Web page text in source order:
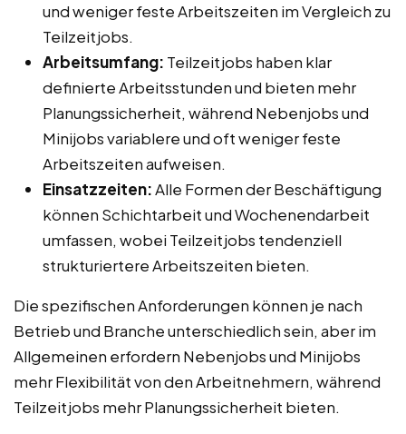
und weniger feste Arbeitszeiten im Vergleich zu
Teilzeitjobs.
Arbeitsumfang: Teilzeitjobs haben klar
definierte Arbeitsstunden und bieten mehr
Planungssicherheit, während Nebenjobs und
Minijobs variablere und oft weniger feste
Arbeitszeiten aufweisen.
Einsatzzeiten:Alle Formen der Beschäftigung
können Schichtarbeit und Wochenendarbeit
umfassen, wobei Teilzeitjobs tendenziell
strukturiertere Arbeitszeiten bieten.
Die spezifischen Anforderungen können je nach
Betrieb und Branche unterschiedlich sein, aber im
Allgemeinen erfordern Nebenjobs und Minijobs
mehr Flexibilität von den Arbeitnehmern, während
Teilzeitjobs mehr Planungssicherheit bieten.